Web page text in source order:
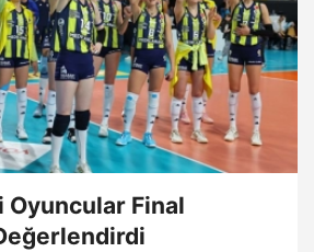
Oyuncular Final